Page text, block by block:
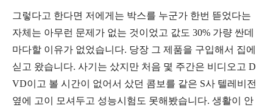
그렇다고 한다면 저에게는 박스를 누군가 한번 뜯었다는
자체는 아무런 문제가 없는 것이었고 값도 30% 가량 싼데
마다할 이유가 없었습니다. 당장 그 제품을 구입해서 집에
싣고 왔습니다. 사기는 샀지만 처음 몇 주간은 비디오고 D
VD이고 볼 시간이 없어서 샀던 콤보를 같은 S사 텔레비전
옆에 고이 모셔두고 성능시험도 못해봤습니다. 생활이 안